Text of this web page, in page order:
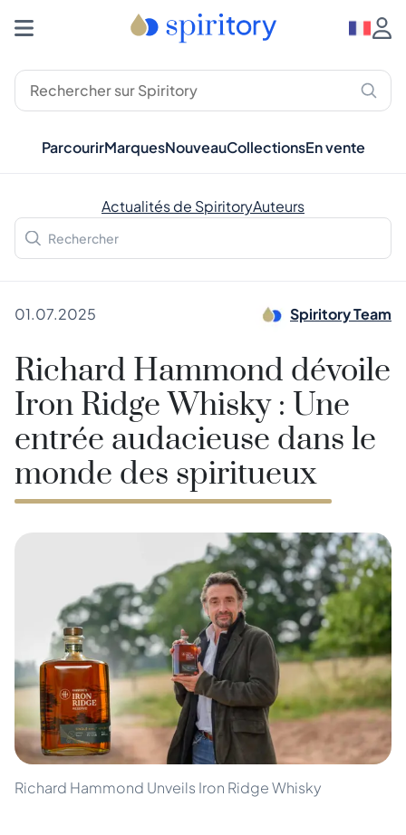
ParcourirMarquesNouveauCollectionsEn vente
Actualités de SpiritoryAuteurs
01.07.2025 Spiritory Team
Richard Hammond dévoile
Iron Ridge Whisky : Une
entrée audacieuse dans le
monde des spiritueux
Richard Hammond Unveils Iron Ridge Whisky